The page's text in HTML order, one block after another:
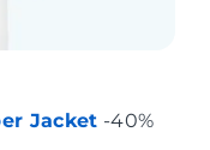
Jacket -40%